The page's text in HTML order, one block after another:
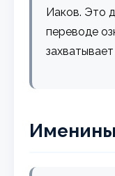
Иаков. Это
переводе
Именины